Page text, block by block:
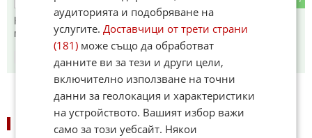
Как така уж влезнал в края на август, а пък стои вече над
месец? Да не е вече октомври и да не съм разбрал?
НОВИНИ ПО ГРАДОВЕ:
аудиторията и подобряване на
услугите.Доставчици от трети страни
(181) може също да обработват
данните ви за тези и други цели,
включително използване на точни
данни за геолокация и характеристики
на устройството. Вашият избор важи
само за този уебсайт. Някои